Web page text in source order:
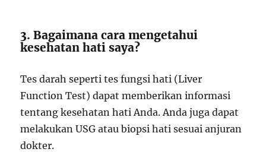
3. Bagaimana cara mengetahui
kesehatan hati saya?
Tes darah seperti tes fungsi hati (Liver
Function Test) dapat memberikan informasi
tentang kesehatan hati Anda. Anda juga dapat
melakukan USG atau biopsi hati sesuai anjuran
dokter.